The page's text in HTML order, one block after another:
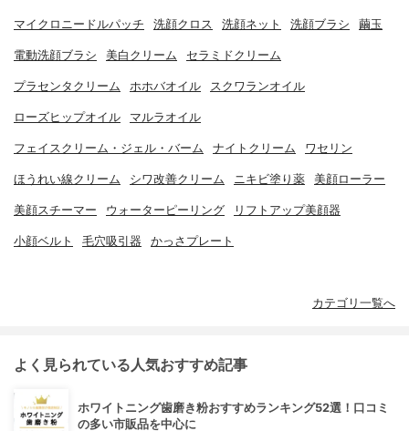
マイクロニードルパッチ 洗顔クロス 洗顔ネット 洗顔ブラシ 繭玉
電動洗顔ブラシ 美白クリーム セラミドクリーム
プラセンタクリーム ホホバオイル スクワランオイル
ローズヒップオイル マルラオイル
フェイスクリーム・ジェル・バーム ナイトクリーム ワセリン
ほうれい線クリーム シワ改善クリーム ニキビ塗り薬 美顔ローラー
美顔スチーマー ウォーターピーリング リフトアップ美顔器
小顔ベルト 毛穴吸引器 かっさプレート
カテゴリ一覧へ
よく見られている人気おすすめ記事
ホワイトニング歯磨き粉おすすめランキング52選！口コミ
の多い市販品を中心に